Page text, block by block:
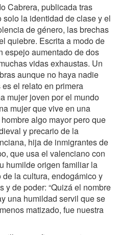
Cabrera, publicada tras
la identidad de clase y el
de género, las brechas
quiebre. Escrita a modo de
espejo aumentado de dos
vidas exhaustas. Un
aunque no haya nadie
el relato en primera
mujer joven por el mundo
mujer que vive en una
algo mayor pero que
y precario de la
hija de inmigrantes de
que usa el valenciano con
humilde origen familiar la
la cultura, endogámico y
y de poder: “Quizá el nombre
una humildad servil que se
matizado, fue nuestra